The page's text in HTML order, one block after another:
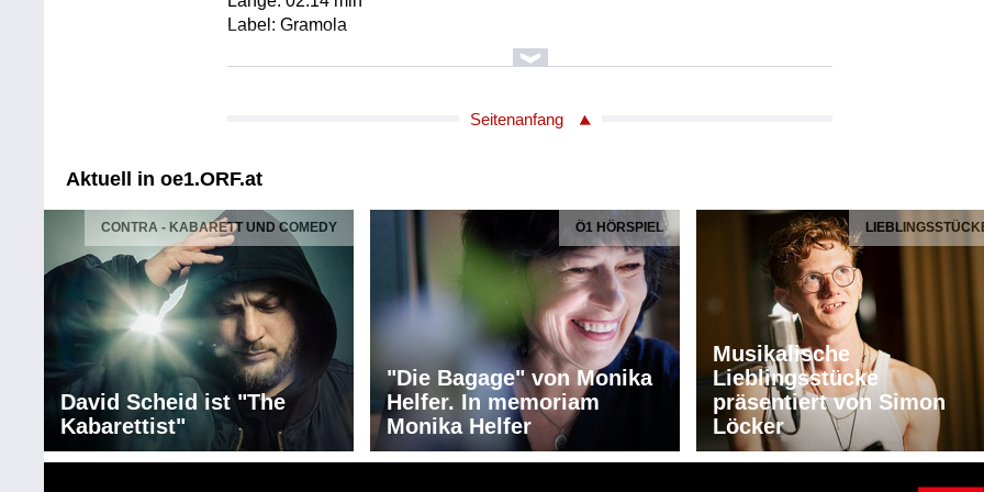
Label: Gramola
Komponist/Komponistin: Bela Bartok/1881 - 1945
* Introduzione: Andante non troppo; Allegro vivace - 1.Satz (00:10:01)
Orchester: Chicago Symphony Orchestra
Ausführender/Ausführende: Fritz Reiner
Länge: 03:54 min
Label: Gramola
Komponist/Komponistin: Bela Bartok/1881 - 1945
Titel: Konzert für Orchester Sz 116
* Intermezzo interrotto. Allegretto - 4.Satz (00:04:15)
Orchester: Chicago Symphony Orchestra
Leitung: Fritz Reiner
Ausführender/Ausführende: Fritz Reiner
Länge: 04:15 min
Seitenanfang
Aktuell in oe1.ORF.at
CONTRA - KABARETT UND COMEDY
David Scheid ist "The
Kabarettist"
Ö1 HÖRSPIEL
"Die Bagage" von Monika
Helfer. In memoriam
Monika Helfer
Musikalische
Lieblingsstücke
präsentiert von Simon
Löcker